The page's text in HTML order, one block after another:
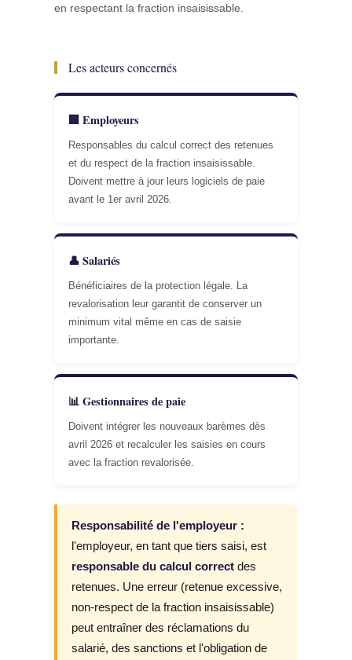
en respectant la fraction insaisissable.
Les acteurs concernés
🏢 Employeurs
Responsables du calcul correct des retenues
et du respect de la fraction insaisissable.
Doivent mettre à jour leurs logiciels de paie
avant le 1er avril 2026.
👤 Salariés
Bénéficiaires de la protection légale. La
revalorisation leur garantit de conserver un
minimum vital même en cas de saisie
importante.
📊 Gestionnaires de paie
Doivent intégrer les nouveaux barèmes dès
avril 2026 et recalculer les saisies en cours
avec la fraction revalorisée.
Responsabilité de l'employeur :
l'employeur, en tant que tiers saisi, est
responsable du calcul correctdes
retenues. Une erreur (retenue excessive,
non-respect de la fraction insaisissable)
peut entraîner des réclamations du
salarié, des sanctions et l'obligation de